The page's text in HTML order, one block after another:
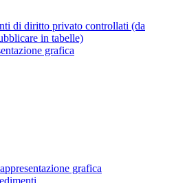
di diritto privato controllati (da
in tabelle)
grafica
grafica